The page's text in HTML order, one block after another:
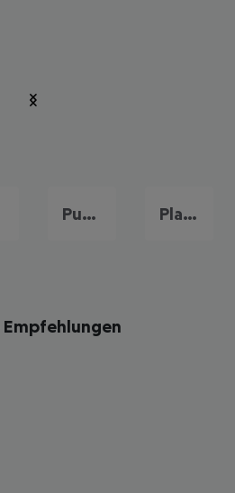
Puerto de la Cruz Playa de las Americas
Empfehlungen